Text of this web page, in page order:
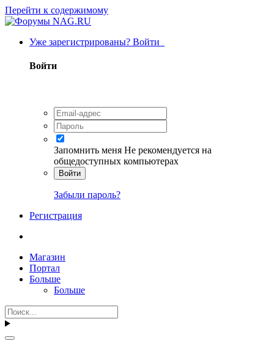
Перейти к содержимому
Уже зарегистрированы? Войти
Войти
Запомнить меня Не рекомендуется на
общедоступных компьютерах
Войти
Забыли пароль?
Регистрация
Магазин
Портал
Больше
Больше